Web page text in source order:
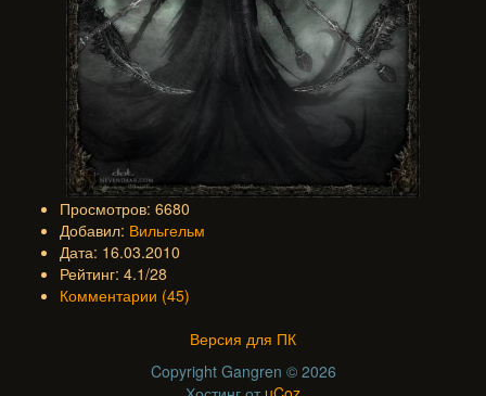
Просмотров: 6680
Добавил: Вильгельм
Дата: 16.03.2010
Рейтинг: 4.1/28
Комментарии (45)
Версия для ПК
Copyright Gangren © 2026